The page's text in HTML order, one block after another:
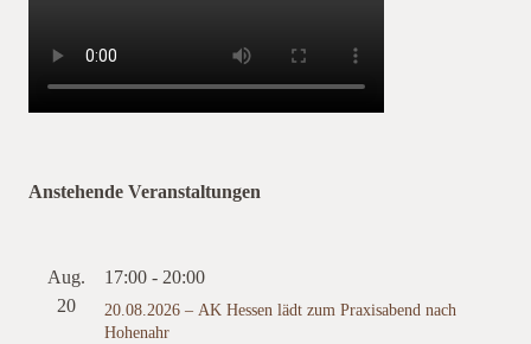
Anstehende Veranstaltungen
Aug.
20
17:00-20:00
20.08.2026 – AK Hessen lädt zum Praxisabend nach
Hohenahr